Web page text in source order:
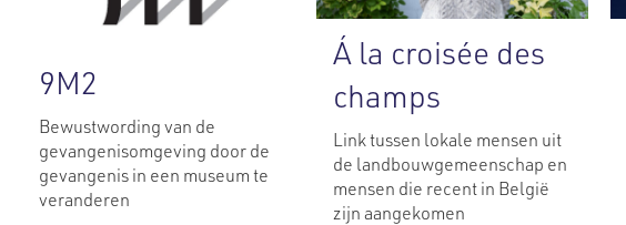
9M2
Bewustwording van de
gevangenisomgeving door de
gevangenis in een museum te
veranderen
Á la croisée des
champs
Link tussen lokale mensen uit
de landbouwgemeenschap en
mensen die recent in België
zijn aangekomen